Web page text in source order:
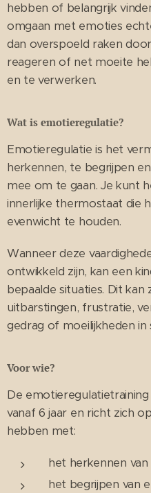
hebben of belangrijk
omgaan met emoties
dan overspoeld raken
reageren of net moeite
en te verwerken.
Wat is emotieregulatie?
Emotieregulatie is het
herkennen, te begrijpen
mee om te gaan. Je kunt
innerlijke thermostaat die
evenwicht te houden.
Wanneer deze
ontwikkeld zijn, kan een
bepaalde situaties. Dit kan
uitbarstingen, frustratie,
gedrag of moeilijkheden in
Voor wie?
De
vanaf 6 jaar en richt zich
hebben met:
het herkennen
het begrijpen van